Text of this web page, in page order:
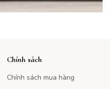
Chính sách
Chính sách mua hàng